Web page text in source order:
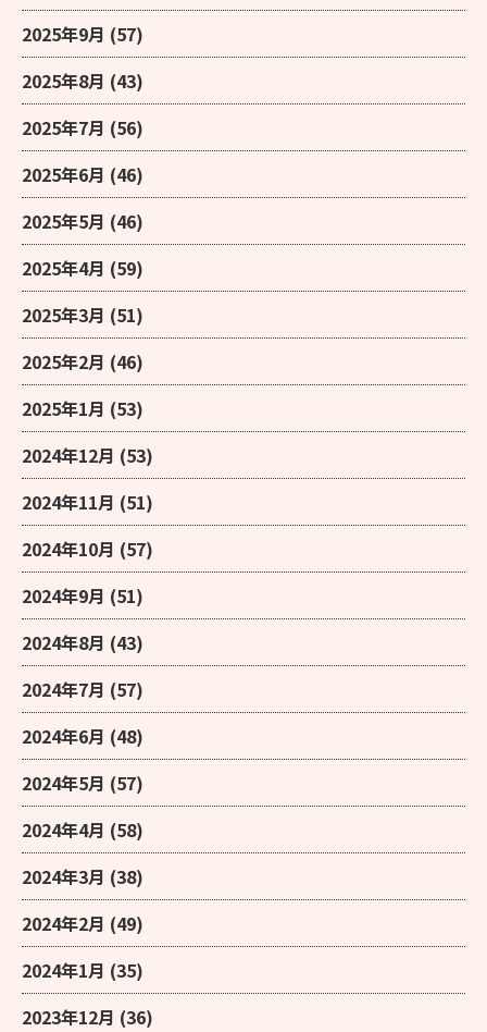
2025年9月 (57)
2025年8月 (43)
2025年7月 (56)
2025年6月 (46)
2025年5月 (46)
2025年4月 (59)
2025年3月 (51)
2025年2月 (46)
2025年1月 (53)
2024年12月 (53)
2024年11月 (51)
2024年10月 (57)
2024年9月 (51)
2024年8月 (43)
2024年7月 (57)
2024年6月 (48)
2024年5月 (57)
2024年4月 (58)
2024年3月 (38)
2024年2月 (49)
2024年1月 (35)
2023年12月 (36)